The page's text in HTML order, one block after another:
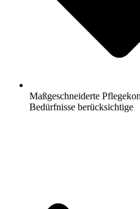
Maßgeschneiderte
Bedürfnisse berücksichtige